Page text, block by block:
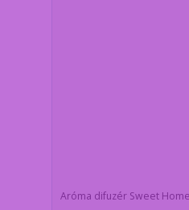
Aróma difuzér Sweet